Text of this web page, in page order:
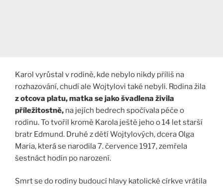
Karol vyrůstal v rodině, kde nebylo nikdy příliš na
rozhazování, chudí ale Wojtylovi také nebyli. Rodina žila
z otcova platu, matka se jako švadlena živila
příležitostně, na jejích bedrech spočívala péče o
rodinu. To tvořil kromě Karola ještě jeho o 14 let starší
bratr Edmund. Druhé z dětí Wojtylových, dcera Olga
Maria, která se narodila 7. července 1917, zemřela
šestnáct hodin po narození.
Smrt se do rodiny budoucí hlavy katolické církve vrátila